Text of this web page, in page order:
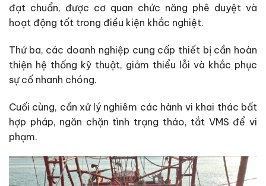
đạt chuẩn, được cơ quan chức năng phê duyệt và
hoạt động tốt trong điều kiện khắc nghiệt.
Thứ ba, các doanh nghiệp cung cấp thiết bị cần hoàn
thiện hệ thống kỹ thuật, giảm thiểu lỗi và khắc phục
sự cố nhanh chóng.
Cuối cùng, cần xử lý nghiêm các hành vi khai thác bất
hợp pháp, ngăn chặn tình trạng tháo, tắt VMS để vi
phạm.